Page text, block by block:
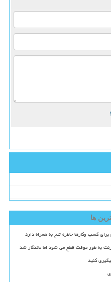
ها
کسب وکارها خاطره تلخ به همراه دارد
کنید